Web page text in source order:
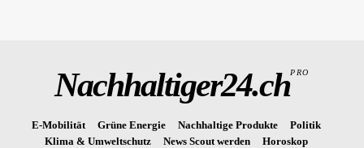
Nachhaltiger24.chPRO
E-Mobilität Grüne Energie Nachhaltige Produkte
Politik
Klima & Umweltschutz
News Scout werden
Horoskop